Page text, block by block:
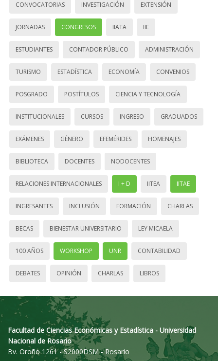
CONVOCATORIAS INVESTIGACIÓN EXTENSIÓN
JORNADAS CONGRESOS IIATA IIE
ESTUDIANTES CONTADOR PÚBLICO ADMINISTRACIÓN
TURISMO ESTADÍSTICA ECONOMÍA CONVENIOS
POSGRADO POSTÍTULOS CIENCIA Y TECNOLOGÍA
INSTITUCIONALES CURSOS INGRESO GRADUADOS
EXÁMENES GÉNERO EFEMÉRIDES HOMENAJES
BIBLIOTECA DOCENTES NODOCENTES
RELACIONES INTERNACIONALES I + D IITEA IITAE
INGRESANTES INCLUSIÓN FORMACIÓN CHARLAS
BECAS BIENESTAR UNIVERSITARIO LEY MICAELA
100 AÑOS WORKSHOP UNR CONTABILIDAD
DEBATES OPINIÓN CHARLAS LIBROS
Facultad de Ciencias Económicas y Estadística - Universidad
Nacional de Rosario
Bv. Oroño 1261 - S2000DSM - Rosario